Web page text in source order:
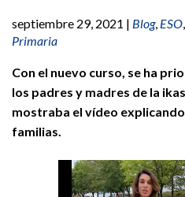
septiembre 29, 2021 | Blog, ESO,
Primaria
Con el nuevo curso, se ha
los padres y madres de la
mostraba el vídeo
familias.